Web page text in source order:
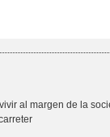
al margen de la